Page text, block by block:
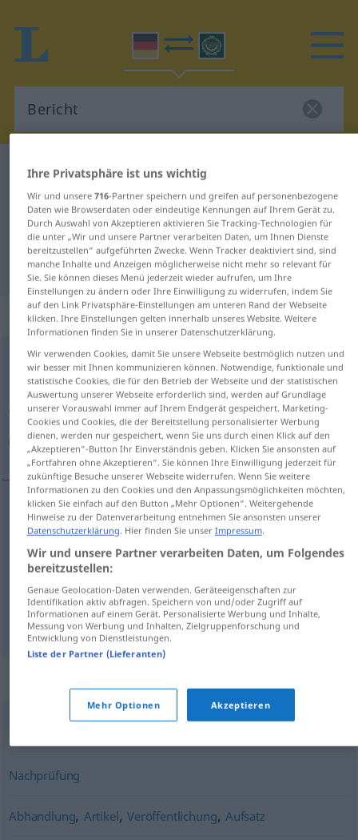
Deutsch-Arabisch Wörterbuch
Deutsch-Arabisch Übersetzung für
"Bericht"
"Bericht" Arabisch Übersetzung
„Bericht“: Maskulinum
Berichtm
Übersicht aller Übersetzungen
(Für mehr Details die Übersetzung anklicken/antippen)
تقرير, نشرة, تقارير
تقرير [taqˈriːr] Bericht
تقارير [taqaːˈriːr] Bericht
نشرة [naʃra] Bericht (Wetter-)
Nachprüfung
Abhandlung, Artikel, Veröffentlichung, Aufsatz
Ihre Privatsphäre ist uns wichtig
Wir und unsere 716-Partner speichern und greifen auf personenbezogene
Daten wie Browserdaten oder eindeutige Kennungen auf Ihrem Gerät zu.
Durch Auswahl von Akzeptieren aktivieren Sie Tracking-Technologien für
die unter „Wir und unsere Partner verarbeiten Daten, um Ihnen Dienste
bereitzustellen“ aufgeführten Zwecke. Wenn Tracker deaktiviert sind, sind
manche Inhalte und Anzeigen möglicherweise nicht mehr so relevant für
Sie. Sie können dieses Menü jederzeit wieder aufrufen, um Ihre
Einstellungen zu ändern oder Ihre Einwilligung zu widerrufen, indem Sie
auf den Link Privatsphäre-Einstellungen am unteren Rand der Webseite
klicken. Ihre Einstellungen gelten innerhalb unseres Website. Weitere
Informationen finden Sie in unserer Datenschutzerklärung.
Wir verwenden Cookies, damit Sie unsere Webseite bestmöglich nutzen und
wir besser mit Ihnen kommunizieren können. Notwendige, funktionale und
statistische Cookies, die für den Betrieb der Webseite und der statistischen
Auswertung unserer Webseite erforderlich sind, werden auf Grundlage
unserer Vorauswahl immer auf Ihrem Endgerät gespeichert. Marketing-
Cookies und Cookies, die der Bereitstellung personalisierter Werbung
dienen, werden nur gespeichert, wenn Sie uns durch einen Klick auf den
„Akzeptieren“-Button Ihr Einverständnis geben. Klicken Sie ansonsten auf
„Fortfahren ohne Akzeptieren“. Sie können Ihre Einwilligung jederzeit für
zukünftige Besuche unserer Webseite widerrufen. Wenn Sie weitere
Informationen zu den Cookies und den Anpassungsmöglichkeiten möchten,
klicken Sie einfach auf den Button „Mehr Optionen“. Weitergehende
Hinweise zu der Datenverarbeitung entnehmen Sie ansonsten unserer
Datenschutzerklärung. Hier finden Sie unser Impressum.
Wir und unsere Partner verarbeiten Daten, um Folgendes
bereitzustellen:
Genaue Geolocation-Daten verwenden. Geräteeigenschaften zur
Identifikation aktiv abfragen. Speichern von und/oder Zugriff auf
Informationen auf einem Gerät. Personalisierte Werbung und Inhalte,
Messung von Werbung und Inhalten, Zielgruppenforschung und
Entwicklung von Dienstleistungen.
Liste der Partner (Lieferanten)
Mehr Optionen Akzeptieren